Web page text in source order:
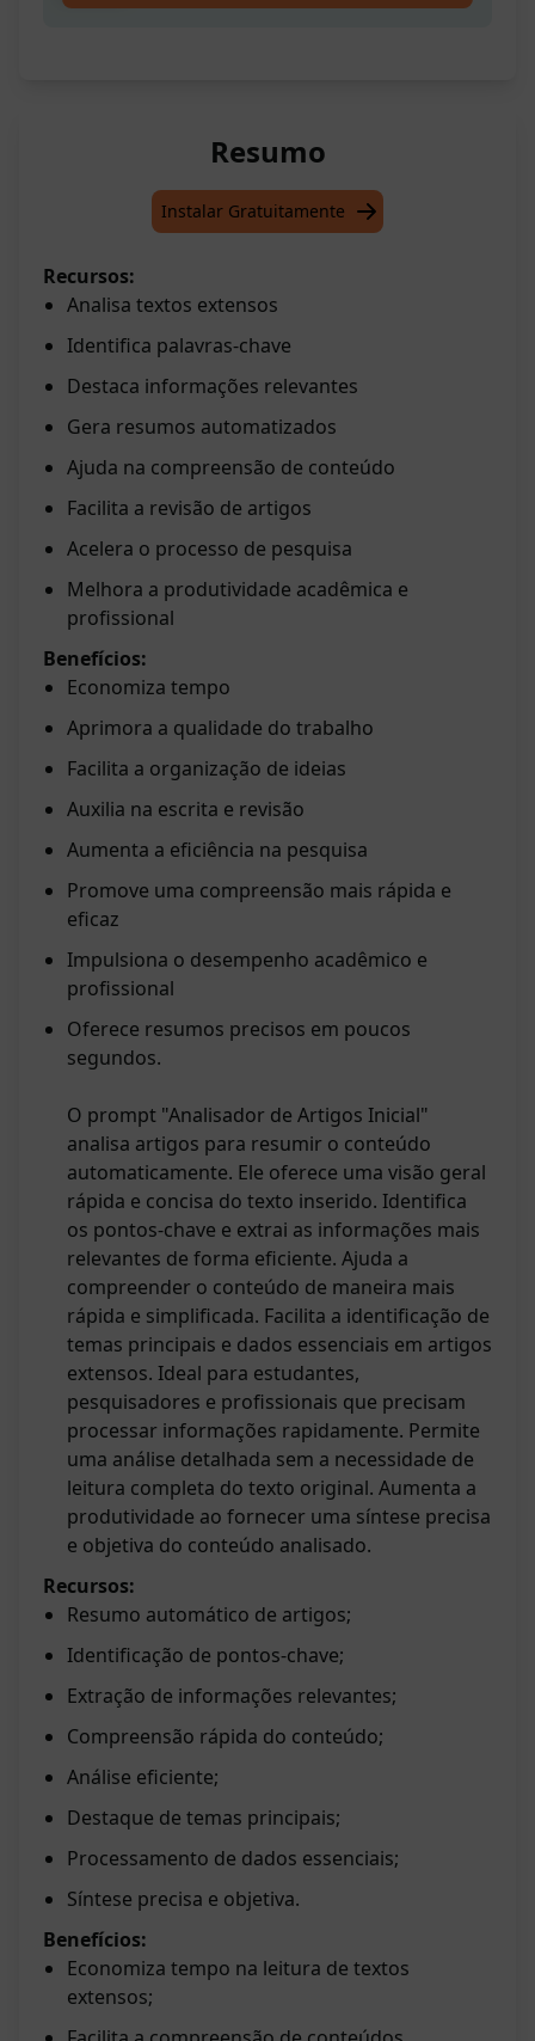
Resumo
Instalar Gratuitamente
Recursos:
Analisa textos extensos
Identifica palavras-chave
Destaca informações relevantes
Gera resumos automatizados
Ajuda na compreensão de conteúdo
Facilita a revisão de artigos
Acelera o processo de pesquisa
Melhora a produtividade acadêmica e
profissional
Benefícios:
Economiza tempo
Aprimora a qualidade do trabalho
Facilita a organização de ideias
Auxilia na escrita e revisão
Aumenta a eficiência na pesquisa
Promove uma compreensão mais rápida e
eficaz
Impulsiona o desempenho acadêmico e
profissional
Oferece resumos precisos em poucos
segundos.
O prompt "Analisador de Artigos Inicial"
analisa artigos para resumir o conteúdo
automaticamente. Ele oferece uma visão geral
rápida e concisa do texto inserido. Identifica
os pontos-chave e extrai as informações mais
relevantes de forma eficiente. Ajuda a
compreender o conteúdo de maneira mais
rápida e simplificada. Facilita a identificação de
temas principais e dados essenciais em artigos
extensos. Ideal para estudantes,
pesquisadores e profissionais que precisam
processar informações rapidamente. Permite
uma análise detalhada sem a necessidade de
leitura completa do texto original. Aumenta a
produtividade ao fornecer uma síntese precisa
e objetiva do conteúdo analisado.
Recursos:
Resumo automático de artigos;
Identificação de pontos-chave;
Extração de informações relevantes;
Compreensão rápida do conteúdo;
Análise eficiente;
Destaque de temas principais;
Processamento de dados essenciais;
Síntese precisa e objetiva.
Benefícios:
Economiza tempo na leitura de textos
extensos;